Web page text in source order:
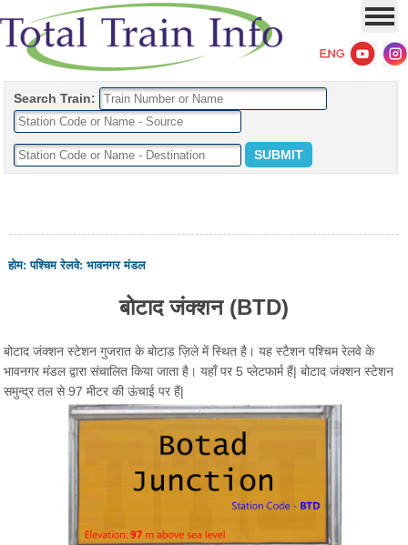
Search Train:
होम:पश्चिम रेलवे:भावनगर मंडल
बोटाद जंक्शन (BTD)
बोटाद जंक्शन स्टेशन गुजरात के बोटाड ज़िले में स्थित है। यह स्टैशन पश्चिम रेलवे के
भावनगर मंडल द्वारा संचालित किया जाता है। यहाँ पर 5 प्लेटफार्म हैं| बोटाद जंक्शन स्टेशन
समुन्द्र तल से 97 मीटर की ऊंचाई पर हैं|